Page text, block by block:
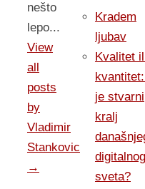
nešto
lepo...
View
all
posts
by
Vladimir
Stankovic
→
Kradem
ljubav
Kvalitet
je stvarni
kralj
digitalnog
sveta?